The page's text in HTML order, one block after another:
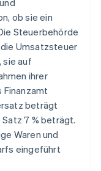
und
ob sie ein
Steuerbehörde
Umsatzsteuer
sie auf
ihrer
Finanzamt
beträgt
7 % beträgt.
Waren und
eingeführt